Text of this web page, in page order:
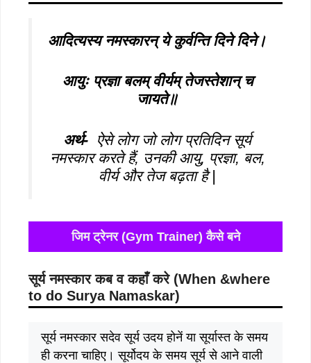
आदित्यस्य नमस्कारन् ये कुर्वन्ति दिने दिने।
आयुः प्रज्ञा बलम् वीर्यम् तेजस्तेशान् च
जायते॥
अर्थ- ऐसे लोग जो लोग प्रतिदिन सूर्य
नमस्कार करते हैं, उनकी आयु, प्रज्ञा, बल,
वीर्य और तेज बढ़ता है |
जिम ट्रेनर (Gym Trainer) कैसे बने
सूर्य नमस्कार कब व कहाँ करे (When &where
to do Surya Namaskar)
सूर्य नमस्कार सदेव सूर्य उदय होनें या सूर्यास्त के समय
ही करना चाहिए। सूर्योदय के समय सूर्य से आने वाली